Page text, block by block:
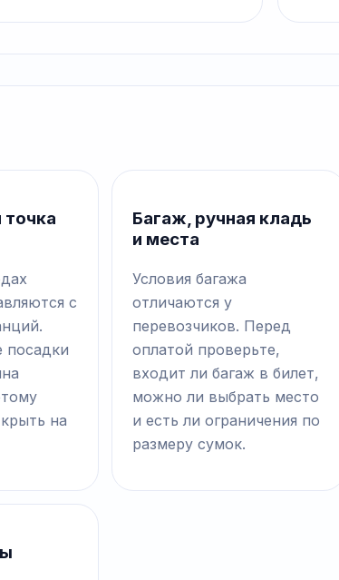
точка
с
посадки
на
Багаж, ручная кладь
и места
Условия багажа
отличаются у
перевозчиков. Перед
оплатой проверьте,
входит ли багаж в билет,
можно ли выбрать место
и есть ли ограничения по
размеру сумок.